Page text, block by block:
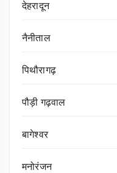
देहरादून
नैनीताल
पिथौरागढ़
पौड़ी गढ़वाल
बागेश्वर
मनोरंजन